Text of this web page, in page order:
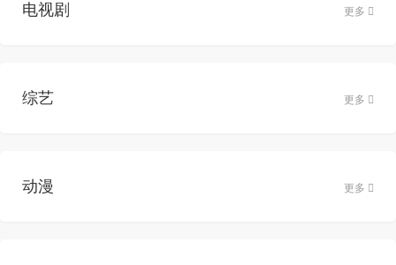
电视剧 更多
综艺 更多
动漫 更多